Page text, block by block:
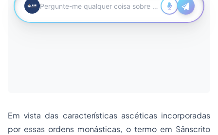
Em vista das características ascéticas incorporadas
por essas ordens monásticas, o termo em Sânscrito